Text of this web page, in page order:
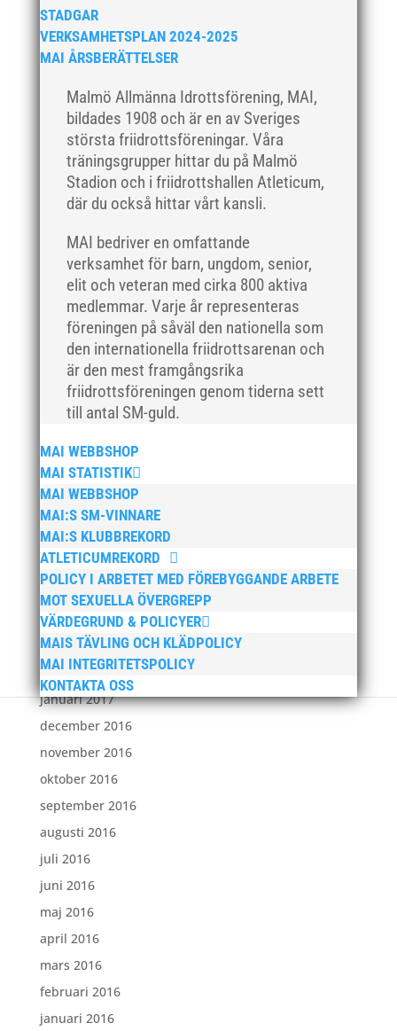
STADGAR
VERKSAMHETSPLAN 2024-2025
MAI ÅRSBERÄTTELSER
Malmö Allmänna Idrottsförening, MAI,
bildades 1908 och är en av Sveriges
största friidrottsföreningar. Våra
träningsgrupper hittar du på Malmö
Stadion och i friidrottshallen Atleticum,
där du också hittar vårt kansli.
MAI bedriver en omfattande
verksamhet för barn, ungdom, senior,
elit och veteran med cirka 800 aktiva
medlemmar. Varje år representeras
föreningen på såväl den nationella som
den internationella friidrottsarenan och
är den mest framgångsrika
friidrottsföreningen genom tiderna sett
till antal SM-guld.
MAI WEBBSHOP
MAI STATISTIK
MAI WEBBSHOP
MAI:S SM-VINNARE
MAI:S KLUBBREKORD
ATLETICUMREKORD
POLICY I ARBETET MED FÖREBYGGANDE ARBETE
MOT SEXUELLA ÖVERGREPP
VÄRDEGRUND & POLICYER
MAIS TÄVLING OCH KLÄDPOLICY
MAI INTEGRITETSPOLICY
KONTAKTA OSS
mars 2019
februari 2019
januari 2019
december 2018
november 2018
oktober 2018
september 2018
augusti 2018
juni 2018
maj 2018
april 2018
mars 2018
februari 2018
januari 2018
december 2017
oktober 2017
september 2017
augusti 2017
juli 2017
juni 2017
maj 2017
april 2017
mars 2017
februari 2017
januari 2017
december 2016
november 2016
oktober 2016
september 2016
augusti 2016
juli 2016
juni 2016
maj 2016
april 2016
mars 2016
februari 2016
januari 2016